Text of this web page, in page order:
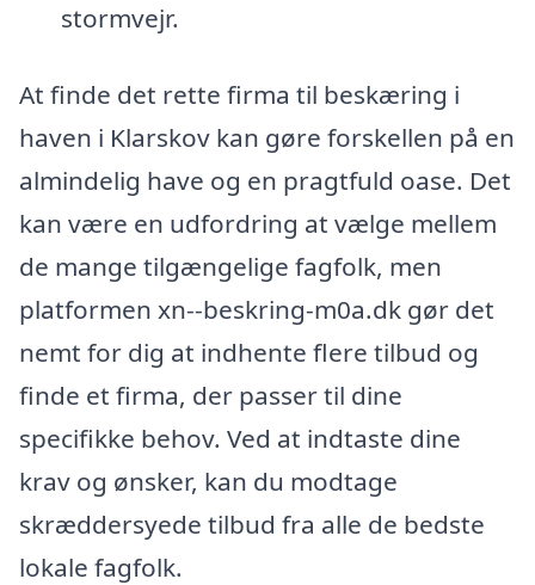
stormvejr.
At finde det rette firma til beskæring i
haven i Klarskov kan gøre forskellen på en
almindelig have og en pragtfuld oase. Det
kan være en udfordring at vælge mellem
de mange tilgængelige fagfolk, men
platformen xn--beskring-m0a.dk gør det
nemt for dig at indhente flere tilbud og
finde et firma, der passer til dine
specifikke behov. Ved at indtaste dine
krav og ønsker, kan du modtage
skræddersyede tilbud fra alle de bedste
lokale fagfolk.